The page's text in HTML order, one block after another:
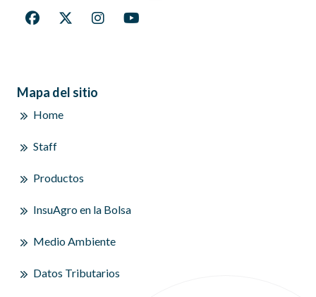
Mapa del sitio
Home
Staff
Productos
InsuAgro en la Bolsa
Medio Ambiente
Datos Tributarios